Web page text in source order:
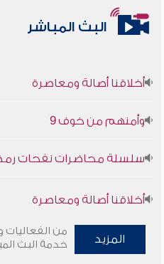
البث المباشر
أخلاقنا أصالة ومعاصرة
وأمنهم من خوف 9
سلسلة محاضرات نفحات رمضانية
أخلاقنا أصالة ومعاصرة
وأمنهم من خوف 9
المزيد
من الفعاليات
خدمة البث